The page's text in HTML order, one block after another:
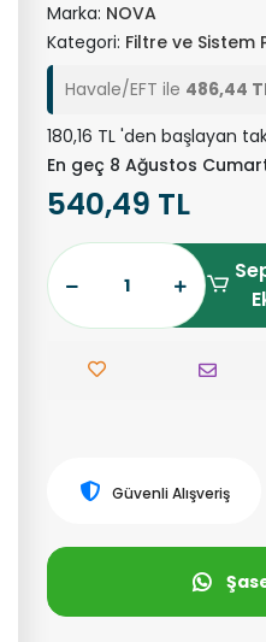
Marka: NOVA
Kategori: Filtre ve Sistem
Havale/EFT ile 486,44
180,16 TL 'den başlayan
En geç 8 Ağustos
540,49 TL
Güvenli Alışveriş